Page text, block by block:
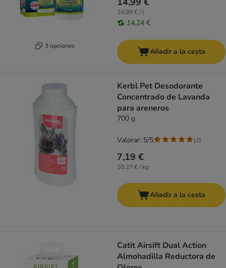
3 opciones
14,99 € / l
14,24 €
Añadir a la cesta
Kerbl Pet Desodorante
Concentrado de Lavanda
para areneros
700 g
7,19 €
10,27 € / kg
Valorar: 5/5 (2)
Añadir a la cesta
Catit Airsift Dual Action
Almohadilla Reductora de